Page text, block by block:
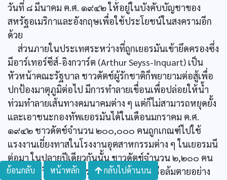
วันที่ ๘ มีนาคม ค.ศ. ๑๙๔๒ ให้อยู่ในบังคับบัญชาของ
สหรัฐอเมริกาและอังกฤษเพื่อใช้ประโยชน์ในสงครามอีก
ด้วย
ส่วนภายในประเทศระหว่างที่ถูกเยอรมันเข้ายึดครองซึ่ง
มีอาร์เทอร์ซีส์-อิงกวาร์ต (Arthur Seyss-Inquart) เป็น
หัวหน้าคณะรัฐบาล ชาวดัตช์ผู้รักชาติก็พยายามต่อสู้เพื่อ
ปกป้องมาตุภูมิต่อไป มีการทำลายเขื่อนเพื่อปล่อยให้น้ำ
ท่วมทำลายเส้นทางคมนาคมต่าง ๆ แต่ก็ไม่สามารถหยุดยั้ง
และเอาชนะกองทัพเยอรมันได้ในเดือนมกราคม ค.ศ.
๑๙๔๒ ชาวดัตช์จำนวน ๒๐๐,๐๐๐ คนถูกเกณฑ์ไปใช้
แรงงานเยี่ยงทาสในโรงงานอุตสาหกรรมต่าง ๆ ในเยอรมนี
ต่อมา ในปลายปีเดียวกันนั้น ชาวดัตช์จำนวน ๒,๒๐๐ คน
ต้องเสียชีวิตลงจากการถูกโทษประหารหรือล้มตายอย่าง
ย้อนกลับ หน้าหลัก กลับไปด้านบน